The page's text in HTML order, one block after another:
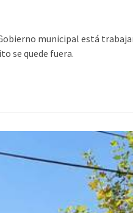
municipal está
se quede fuera.